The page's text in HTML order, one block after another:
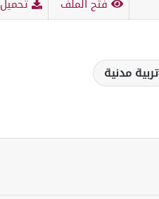
فتح الملف تحميل
تربية مدنية